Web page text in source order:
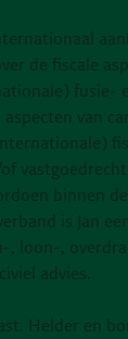
de fiscale
fusie-
aspecten van
binnen
is Jan
, loon-,
advies.
Helder en